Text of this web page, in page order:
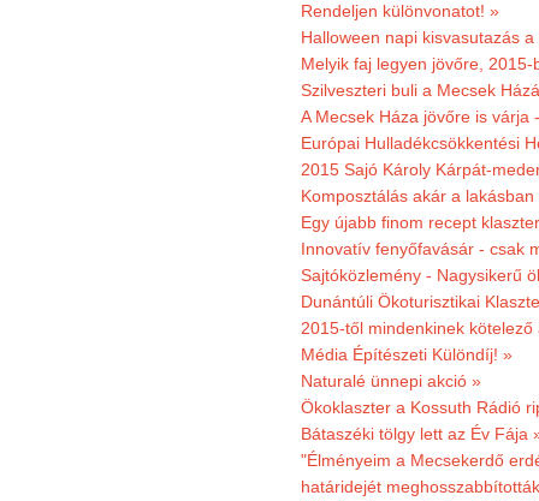
Rendeljen különvonatot! »
Halloween napi kisvasutazás
Melyik faj legyen jövőre,
Szilveszteri buli a Mecsek
A Mecsek Háza jövőre is várja
Európai Hulladékcsökkentési
2015 Sajó Károly Kárpát-
Komposztálás akár a lakásban
Egy újabb finom recept
Innovatív fenyőfavásár - csak
Sajtóközlemény - Nagysikerű
Dunántúli Ökoturisztikai
2015-től mindenkinek
Média Építészeti Különdíj! »
Naturalé ünnepi akció »
Ökoklaszter a Kossuth Rádió
Bátaszéki tölgy lett az Év Fája
"Élményeim a Mecsekerdő
határidejét